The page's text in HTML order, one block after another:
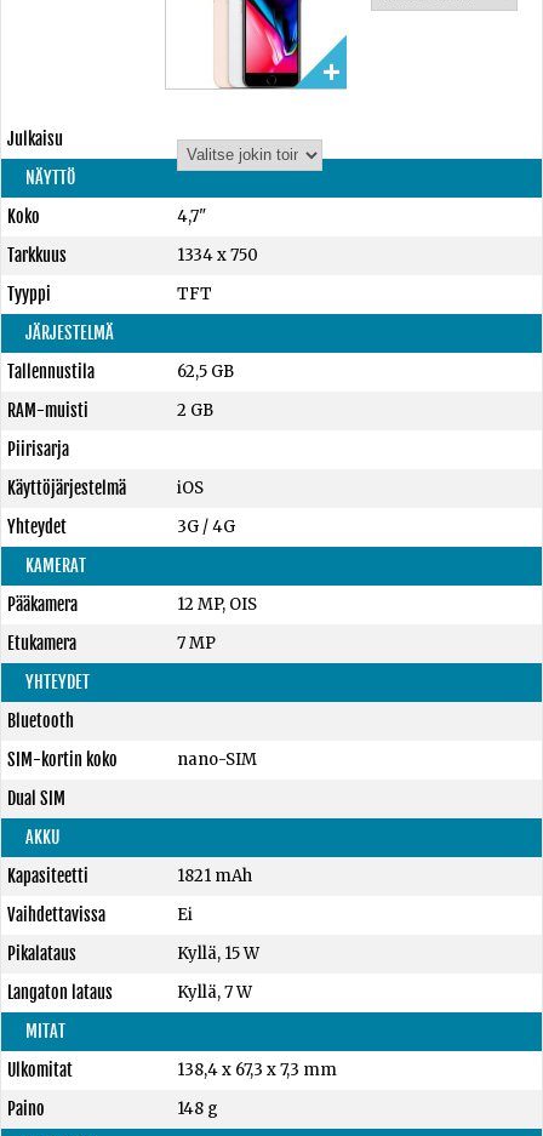
Julkaisu
NÄYTTÖ
Koko
4,7"
Tarkkuus
1334 x 750
Tyyppi
TFT
JÄRJESTELMÄ
Tallennustila
62,5 GB
RAM-muisti
2 GB
Piirisarja
Käyttöjärjestelmä
iOS
Yhteydet
3G / 4G
KAMERAT
Pääkamera
12 MP, OIS
Etukamera
7 MP
YHTEYDET
Bluetooth
SIM-kortin koko
nano-SIM
Dual SIM
AKKU
Kapasiteetti
1821 mAh
Vaihdettavissa
Ei
Pikalataus
Kyllä, 15 W
Langaton lataus
Kyllä, 7 W
MITAT
Ulkomitat
138,4 x 67,3 x 7,3 mm
Paino
148 g